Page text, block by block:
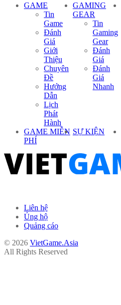
GAME
Tin
Game
Đánh
Giá
Giới
Thiệu
Chuyên
Đề
Hướng
Dẫn
Lịch
Phát
Hành
GAMING
GEAR
Tin
Gaming
Gear
Đánh
Giá
Đánh
Giá
Nhanh
GAME MIỄN
PHÍ
SỰ KIỆN
Liên hệ
Ủng hộ
Quảng cáo
© 2026 VietGame.Asia
All Rights Reserved